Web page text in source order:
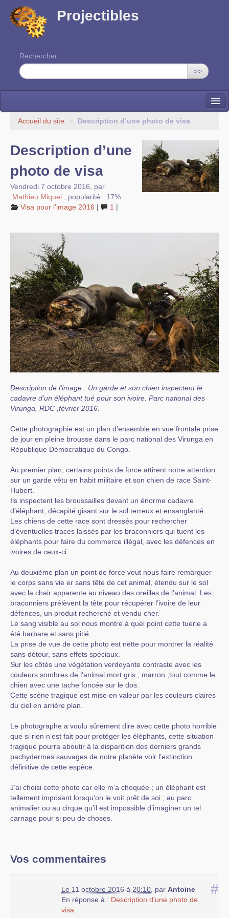
Projectibles
Rechercher :
>>
La ruche
EDITO
Accueil du site > Description d’une photo de visa
Description d’une
photo de visa
Vendredi 7 octobre 2016
par
Mathieu Miquel
popularité : 17%
Visa pour l’image 2016 | 1 |
Description de l’image : Un garde et son chien inspectent le
cadavre d’un éléphant tué pour son ivoire. Parc national des
Virunga, RDC ,février 2016.
Cette photographie est un plan d’ensemble en vue frontale prise
de jour en pleine brousse dans le parc national des Virunga en
République Démocratique du Congo.
Au premier plan, certains points de force attirent notre attention
sur un garde vêtu en habit militaire et son chien de race Saint-
Hubert.
Ils inspectent les broussailles devant un énorme cadavre
d’éléphant, décapité gisant sur le sol terreux et ensanglanté.
Les chiens de cette race sont dressés pour rechercher
d’éventuelles traces laissés par les braconniers qui tuent les
éléphants pour faire du commerce illégal, avec les défences en
ivoires de ceux-ci.
Au deuxième plan un point de force veut nous faire remarquer
le corps sans vie er sans tête de cet animal, étendu sur le sol
avec la chair apparente au niveau des oreilles de l’animal. Les
braconniers prélèvent la tête pour récupérer l’ivoire de leur
défences, un produit recherché et vendu cher.
Le sang visible au sol nous montre à quel point cette tuerie a
été barbare et sans pitié.
La prise de vue de cette photo est nette pour montrer la réalité
sans détour, sans effets spéciaux.
Sur les côtés une végétation verdoyante contraste avec les
couleurs sombres de l’animal mort gris ; marron ;tout comme le
chien avec une tache foncée sur le dos.
Cette scène tragique est mise en valeur par les couleurs claires
du ciel en arrière plan.
Le photographe a voulu sûrement dire avec cette photo horrible
que si rien n’est fait pour protéger les éléphants, cette situation
tragique pourra aboutir à la disparition des derniers grands
pachydermes sauvages de notre planète voir l’extinction
définitive de cette espèce.
J’ai choisi cette photo car elle m’a choquée ; un éléphant est
tellement imposant lorsqu’on le voit prêt de soi ; au parc
animalier ou au cirque qu’il est impossible d’imaginer un tel
carnage pour si peu de choses.
Vos commentaires
#
Le 11 octobre 2016 à 20:10 par Antoine
En réponse à : Description d’une photo de
visa